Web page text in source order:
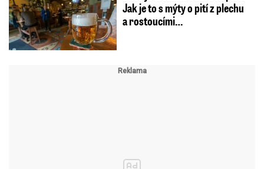
Jak je to s mýty o pití z plechu
a rostoucími…